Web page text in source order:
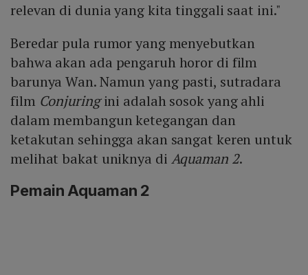
relevan di dunia yang kita tinggali saat ini."
Beredar pula rumor yang menyebutkan
bahwa akan ada pengaruh horor di film
barunya Wan. Namun yang pasti, sutradara
film Conjuringini adalah sosok yang ahli
dalam membangun ketegangan dan
ketakutan sehingga akan sangat keren untuk
melihat bakat uniknya di Aquaman 2.
Pemain Aquaman 2